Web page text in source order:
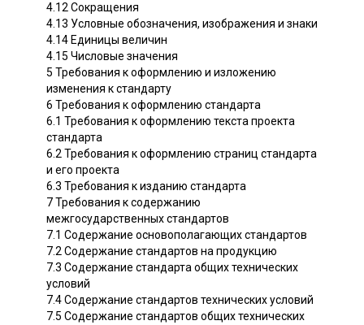
4.12 Сокращения
4.13 Условные обозначения, изображения и знаки
4.14 Единицы величин
4.15 Числовые значения
5 Требования к оформлению и изложению
изменения к стандарту
6 Требования к оформлению стандарта
6.1 Требования к оформлению текста проекта
стандарта
6.2 Требования к оформлению страниц стандарта
и его проекта
6.3 Требования к изданию стандарта
7 Требования к содержанию
межгосударственных стандартов
7.1 Содержание основополагающих стандартов
7.2 Содержание стандартов на продукцию
7.3 Содержание стандарта общих технических
условий
7.4 Содержание стандартов технических условий
7.5 Содержание стандартов общих технических